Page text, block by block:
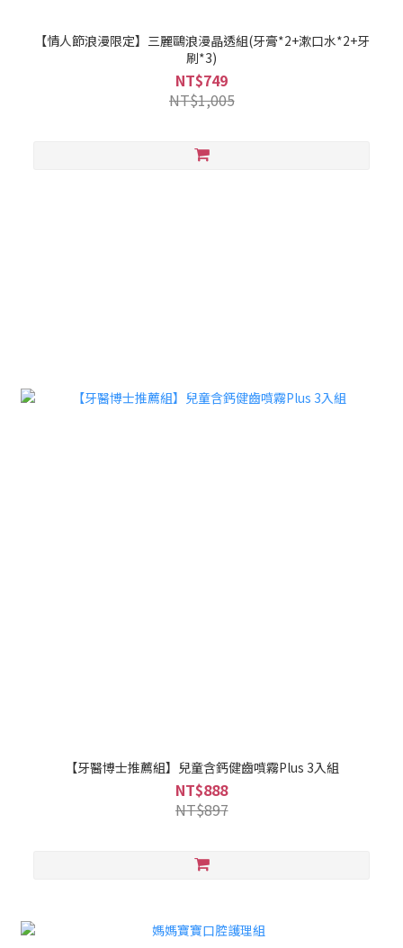
【情人節浪漫限定】三麗鷗浪漫晶透組(牙膏*2+漱口水*2+牙
刷*3)
NT$749
NT$1,005
【牙醫博士推薦組】兒童含鈣健齒噴霧Plus 3入組
NT$888
NT$897